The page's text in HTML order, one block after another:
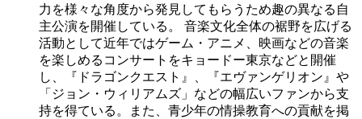
力を様々な角度から発見してもらうため趣の異なる自
主公演を開催している。 音楽文化全体の裾野を広げる
活動として近年ではゲーム・アニメ、映画などの音楽
を楽しめるコンサートをキョードー東京などと開催
し、『ドラゴンクエスト』、『エヴァンゲリオン』や
「ジョン・ウィリアムズ」などの幅広いファンから支
持を得ている。また、青少年の情操教育への貢献を掲